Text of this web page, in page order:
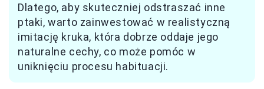
Dlatego, aby skuteczniej odstraszać inne
ptaki, warto zainwestować w realistyczną
imitację kruka, która dobrze oddaje jego
naturalne cechy, co może pomóc w
uniknięciu procesu habituacji.